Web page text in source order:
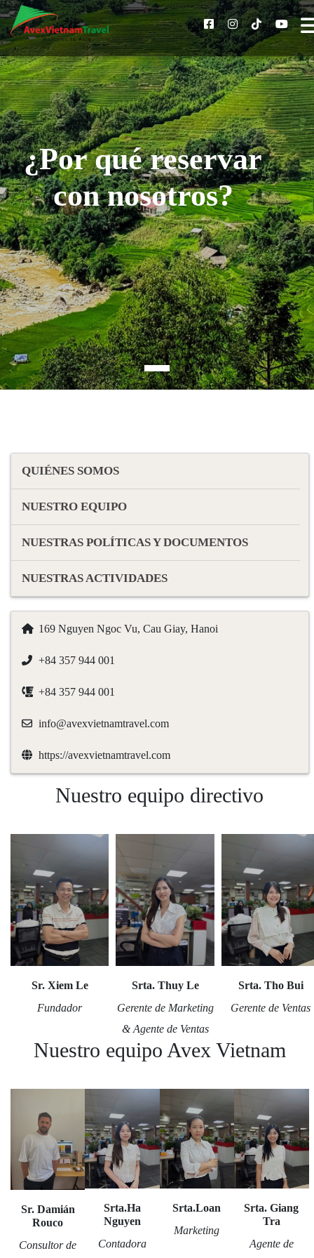
¿Por qué reservar
con nosotros?
QUIÉNES SOMOS
NUESTRO EQUIPO
NUESTRAS POLÍTICAS Y DOCUMENTOS
NUESTRAS ACTIVIDADES
169 Nguyen Ngoc Vu, Cau Giay, Hanoi
+84 357 944 001
+84 357 944 001
info@avexvietnamtravel.com
https://avexvietnamtravel.com
Nuestro equipo directivo
Sr. Xiem Le
Fundador
Srta. Thuy Le
Gerente de Marketing
& Agente de Ventas
Srta. Tho Bui
Gerente de Ventas
Nuestro equipo Avex Vietnam
Sr. Damián
Rouco
Consultor de
Srta.Ha
Nguyen
Contadora
Srta.Loan
Marketing
Srta. Giang
Tra
Agente de